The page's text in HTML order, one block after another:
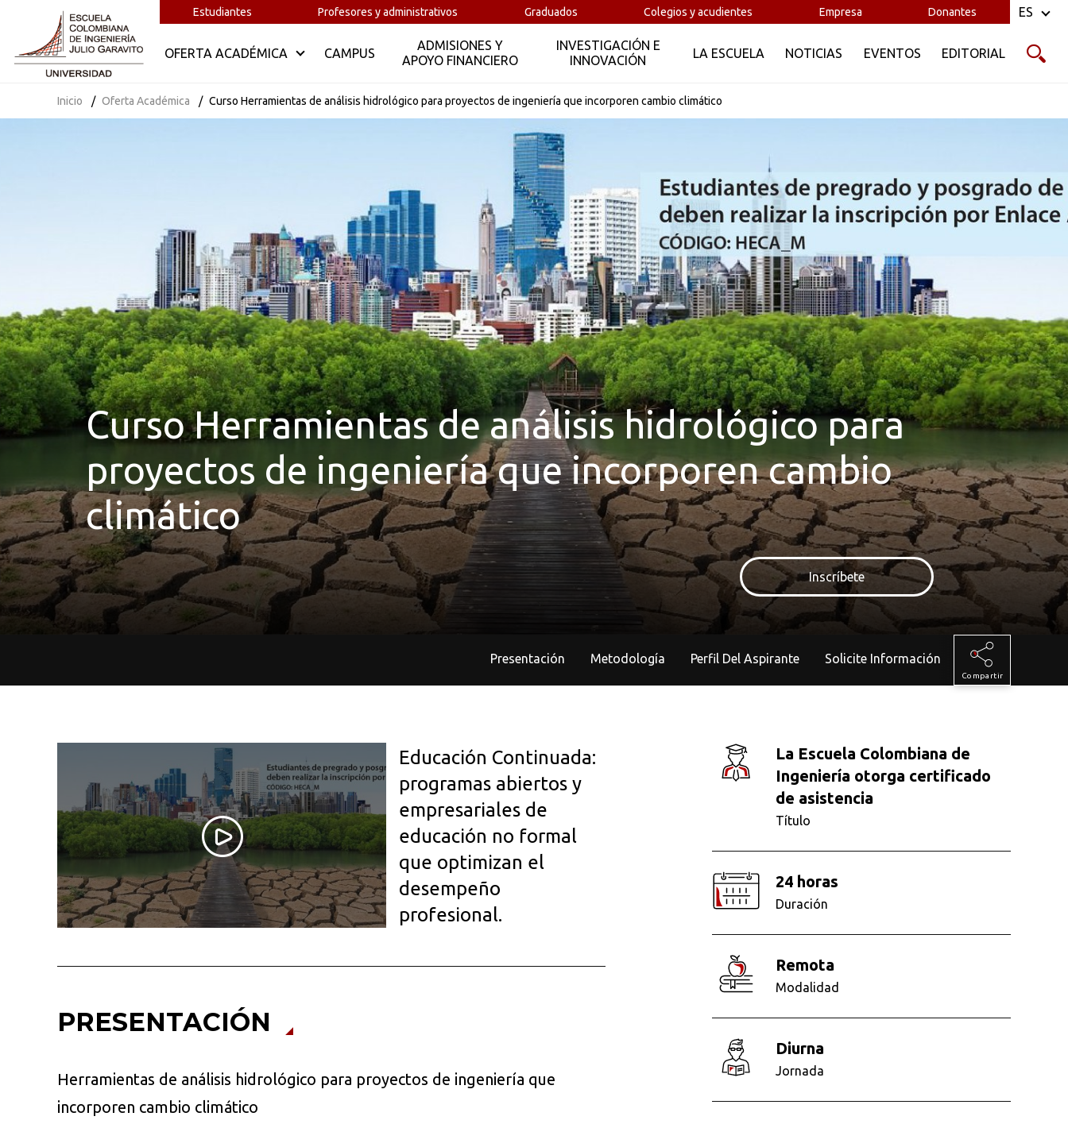
Estudiantes Profesores y administrativos Graduados Colegios y acudientes Empresa Donantes
OFERTA ACADÉMICA CAMPUS
ADMISIONES Y
APOYO FINANCIERO
INVESTIGACIÓN E
INNOVACIÓN
LA ESCUELA NOTICIAS EVENTOS EDITORIAL
ES
Inicio Oferta Académica Curso Herramientas de análisis hidrológico para proyectos de ingeniería que incorporen cambio climático
Curso Herramientas de análisis hidrológico para
proyectos de ingeniería que incorporen cambio
climático
Inscríbete
Presentación Metodología Perfil Del Aspirante Solicite Información
Compartir
La Escuela Colombiana de
Ingeniería otorga certificado
de asistencia
Título
24 horas
Duración
remota
Modalidad
diurna
Jornada
PRESENTACIÓN
Herramientas de análisis hidrológico para proyectos de ingeniería que
incorporen cambio climático
Educación Continuada:
programas abiertos y
empresariales de
educación no formal
que optimizan el
desempeño
profesional.
aplicada a recursos hídricos, hidrología, pronósticos de caudales, hidráulica computacional y minería de
datos, entre otras.
Coordinador del Laboratorio de Hidroinformática de Unesco-IHE. Ganador del premio internacional de
para el cambio climático del Foro Mundial del Agua en el 2012. Desarrolló el reporte de sequías e
agua para varios proyectos de la Unión Europea. En los últimos diez años ha dirigido la sesión en
geoestadística para eventos externos de la Asamblea General de la Unión Europea de Geociencia.